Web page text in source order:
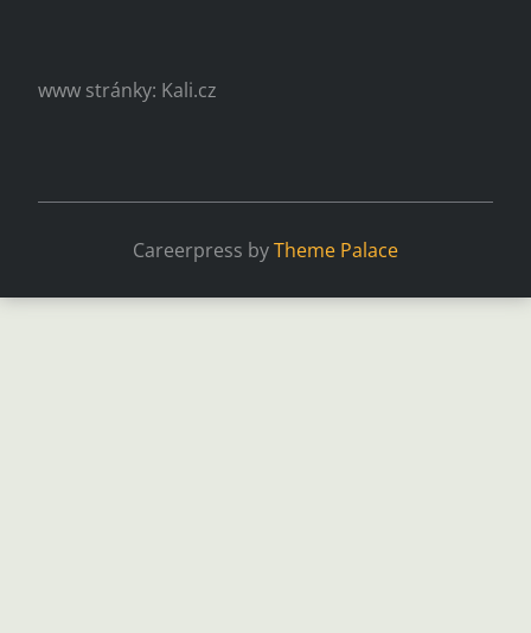
www stránky: Kali.cz
Careerpress byTheme Palace